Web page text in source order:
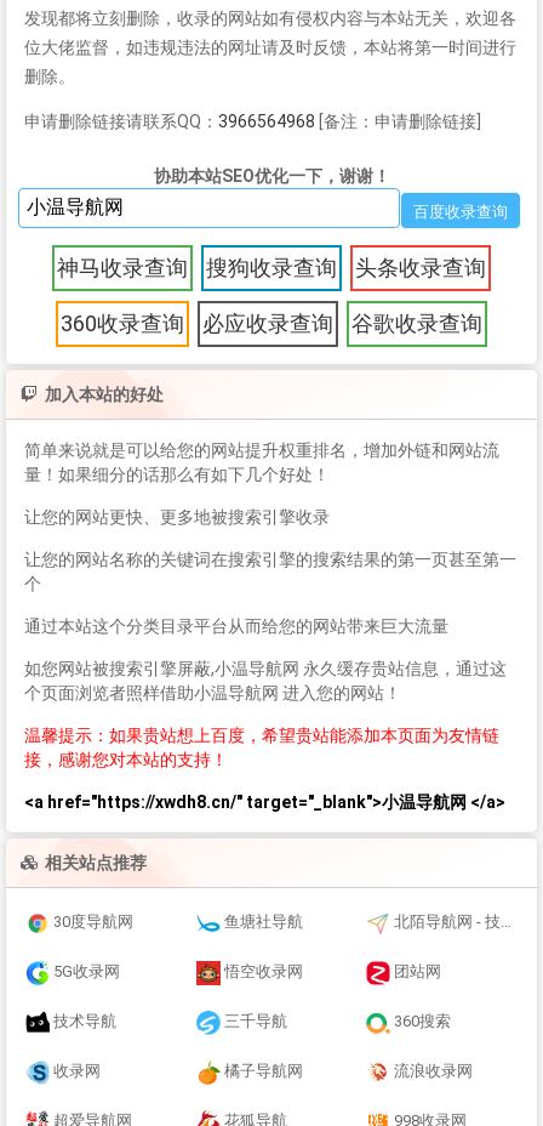
发现都将立刻删除，收录的网站如有侵权内容与本站无关，欢迎各
位大佬监督，如违规违法的网址请及时反馈，本站将第一时间进行
删除。
申请删除链接请联系QQ： 3966564968 [备注：申请删除链接]
协助本站SEO优化一下，谢谢！
神马收录查询 搜狗收录查询 头条收录查询
360收录查询 必应收录查询 谷歌收录查询
加入本站的好处
简单来说就是可以给您的网站提升权重排名，增加外链和网站流
量！如果细分的话那么有如下几个好处！
让您的网站更快、更多地被搜索引擎收录
让您的网站名称的关键词在搜索引擎的搜索结果的第一页甚至第一
个
通过本站这个分类目录平台从而给您的网站带来巨大流量
如您网站被搜索引擎屏蔽,小温导航网 永久缓存贵站信息，通过这
个页面浏览者照样借助小温导航网 进入您的网站！
温馨提示：如果贵站想上百度，希望贵站能添加本页面为友情链
接，感谢您对本站的支持！
<a href="https://xwdh8.cn/" target="_blank">小温导航网 </a>
相关站点推荐
30度导航网 鱼塘社导航 北陌导航网 - 技术导航-上网导航-网址导航
5G收录网 悟空收录网 团站网
技术导航 三千导航 360搜索
收录网 橘子导航网 流浪收录网
超爱导航网 花狐导航 998收录网